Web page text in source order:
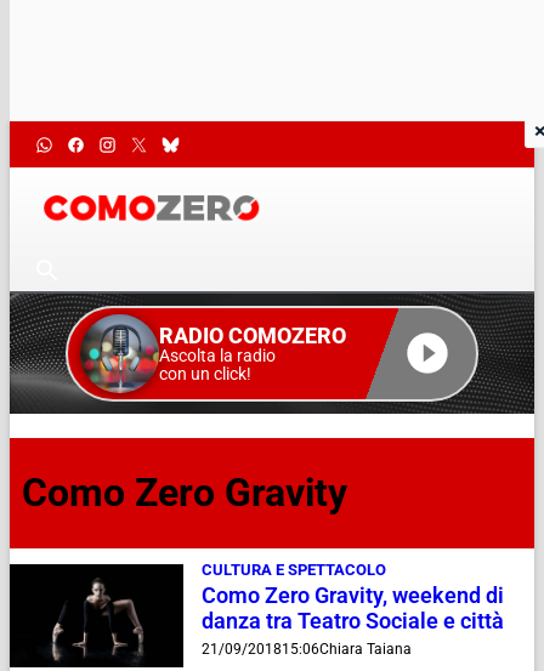
RADIO COMOZERO
Ascolta la radio
con un click!
Como Zero Gravity
CULTURA E SPETTACOLO
Como Zero Gravity, weekend di
danza tra Teatro Sociale e città
21/09/201815:06Chiara Taiana